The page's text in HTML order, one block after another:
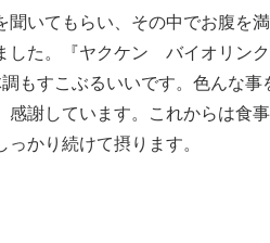
いてもらい、その中でお腹を
した。『ヤクケン バイオリン
もすこぶるいいです。色んな事
謝しています。これからは食
かり続けて摂ります。